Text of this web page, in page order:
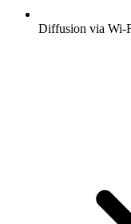
Diffusion via Wi-